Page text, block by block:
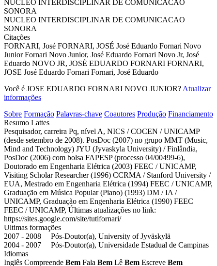
NUCLEO INTERDISCIPLINAR DE COMUNICACAO
SONORA
NUCLEO INTERDISCIPLINAR DE COMUNICACAO
SONORA
Citações
FORNARI, José FORNARI, JOSÉ José Eduardo Fornari Novo
Junior Fornari Novo Junior, José Eduardo Fornari Novo Jr, José
Eduardo NOVO JR, JOSÉ EDUARDO FORNARI FORNARI,
JOSE José Eduardo Fornari Fornari, José Eduardo
Você é JOSE EDUARDO FORNARI NOVO JUNIOR? Atualizar
informações
Sobre Formação Palavras-chave Coautores Produção Financiamento
Resumo Lattes
Pesquisador, carreira Pq, nível A, NICS / COCEN / UNICAMP
(desde setembro de 2008). PosDoc (2007) no grupo MMT (Music,
Mind and Technology) JYU (Jyvaskyla University) / Finlândia,
PosDoc (2006) com bolsa FAPESP (processo 04/00499-6),
Doutorado em Engenharia Elétrica (2003) FEEC / UNICAMP,
Visiting Scholar Researcher (1996) CCRMA / Stanford University /
EUA, Mestrado em Engenharia Elétrica (1994) FEEC / UNICAMP,
Graduação em Música Popular (Piano) (1993) DM / IA /
UNICAMP, Graduação em Engenharia Elétrica (1990) FEEC
FEEC / UNICAMP, Últimas atualizações no link:
https://sites.google.com/site/tutifornari/
Ultimas formações
2007 - 2008 Pós-Doutor(a), University of Jyväskylä
2004 - 2007 Pós-Doutor(a), Universidade Estadual de Campinas
Idiomas
Inglês Compreende Bem Fala Bem Lê Bem Escreve Bem